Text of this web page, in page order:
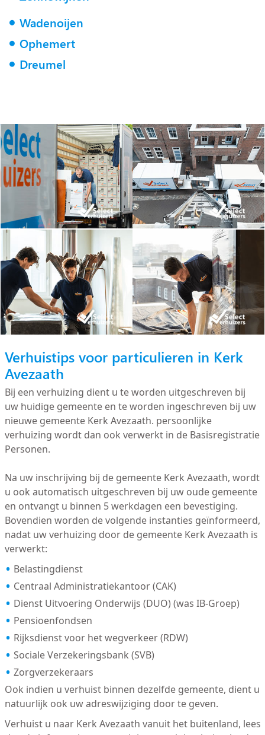
Wadenoijen
Ophemert
Dreumel
Verhuistips voor particulieren in Kerk
Avezaath
Bij een verhuizing dient u te worden uitgeschreven bij
uw huidige gemeente en te worden ingeschreven bij uw
nieuwe gemeente Kerk Avezaath. persoonlijke
verhuizing wordt dan ook verwerkt in de Basisregistratie
Personen.
Na uw inschrijving bij de gemeente Kerk Avezaath, wordt
u ook automatisch uitgeschreven bij uw oude gemeente
en ontvangt u binnen 5 werkdagen een bevestiging.
Bovendien worden de volgende instanties geïnformeerd,
nadat uw verhuizing door de gemeente Kerk Avezaath is
verwerkt:
Belastingdienst
Centraal Administratiekantoor (CAK)
Dienst Uitvoering Onderwijs (DUO) (was IB-Groep)
Pensioenfondsen
Rijksdienst voor het wegverkeer (RDW)
Sociale Verzekeringsbank (SVB)
Zorgverzekeraars
Ook indien u verhuist binnen dezelfde gemeente, dient u
natuurlijk ook uw adreswijziging door te geven.
Verhuist u naar Kerk Avezaath vanuit het buitenland, lees